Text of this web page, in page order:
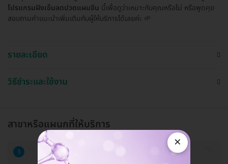
โปรแกรมฝังเข็มลดปวดแผนจีน นี้เพื่อดูว่าเหมาะกับคุณหรือไม่ หรือพูดคุย
สอบถามคำแนะนำเพิ่มเติมกับผู้ให้บริการได้เลยค่ะ 🌱
รายละเอียด
วิธีชำระและใช้งาน
สาขาหรือแผนกที่ให้บริการ
1
×